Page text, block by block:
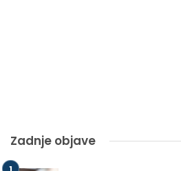
Zadnje objave